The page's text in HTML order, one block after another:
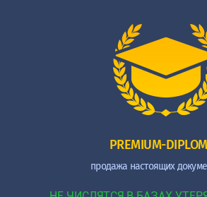
PREMIUM-DIPLOM
продажа настоящих